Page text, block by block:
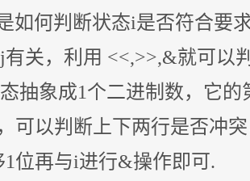
何判断状态i是否符合要
关，利用 <<,>>,&就可以
抽象成1个二进制数，它
可以判断上下两行是否冲
位再与i进行&操作即可.